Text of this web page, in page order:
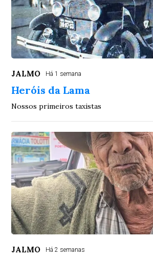
JALMO Há 1 semana
Heróis da Lama
Nossos primeiros taxistas
JALMO Há 2 semanas